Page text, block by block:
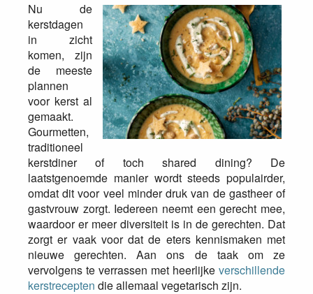
Nu de
kerstdagen
in zicht
komen, zijn
de meeste
plannen
voor kerst al
gemaakt.
Gourmetten,
traditioneel
kerstdiner of toch shared dining? De
laatstgenoemde manier wordt steeds populairder,
omdat dit voor veel minder druk van de gastheer of
gastvrouw zorgt. Iedereen neemt een gerecht mee,
waardoor er meer diversiteit is in de gerechten. Dat
zorgt er vaak voor dat de eters kennismaken met
nieuwe gerechten. Aan ons de taak om ze
vervolgens te verrassen met heerlijke verschillende
kerstrecepten die allemaal vegetarisch zijn.